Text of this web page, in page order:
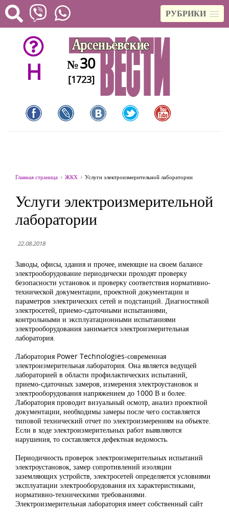
РУБРИКИ
H №30
[1723]
Главная страница ЖКХ Услуги электроизмерительной лаборатории
Услуги электроизмерительной
лаборатории
22.08.2018
Заводы, офисы, здания и прочее, имеющие на своем балансе
электрооборудование периодически проходят проверку
безопасности установок и проверку соответствия нормативно-
технической документации, проектной документации и
параметров электрических сетей и подстанций. Диагностикой
электросетей, приемо-сдаточными испытаниями,
контрольными и эксплуатационными испытаниями
электрооборудования занимается электроизмерительная
лаборатория.
Лаборатория Power Technologies-современная
электроизмерительная лаборатория. Она является ведущей
лабораторией в области профилактических испытаний,
приемо-сдаточных замеров, измерения электроустановок и
электрооборудования напряжением до 1000 В и более.
Лаборатория проводит визуальный осмотр, анализ проектной
документации, необходимы замеры после чего составляется
типовой технический отчет по электроизмерениям на объекте.
Если в ходе электроизмерительных работ выявляются
нарушения, то составляется дефектная ведомость.
Периодичность проверок электроизмерительных испытаний
электроустановок, замер сопротивлений изоляции
заземляющих устройств, электросетей определяется условиями
эксплуатации электрооборудования их характеристиками,
нормативно-техническими требованиями.
Электроизмерительная лаборатория имеет собственный сайт